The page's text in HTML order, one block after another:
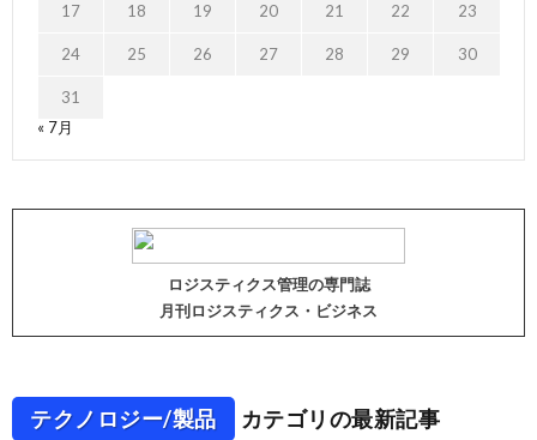
17 18 19 20 21 22 23
24 25 26 27 28 29 30
31
« 7月
ロジスティクス管理の専門誌
月刊ロジスティクス・ビジネス
テクノロジー/製品 カテゴリの最新記事